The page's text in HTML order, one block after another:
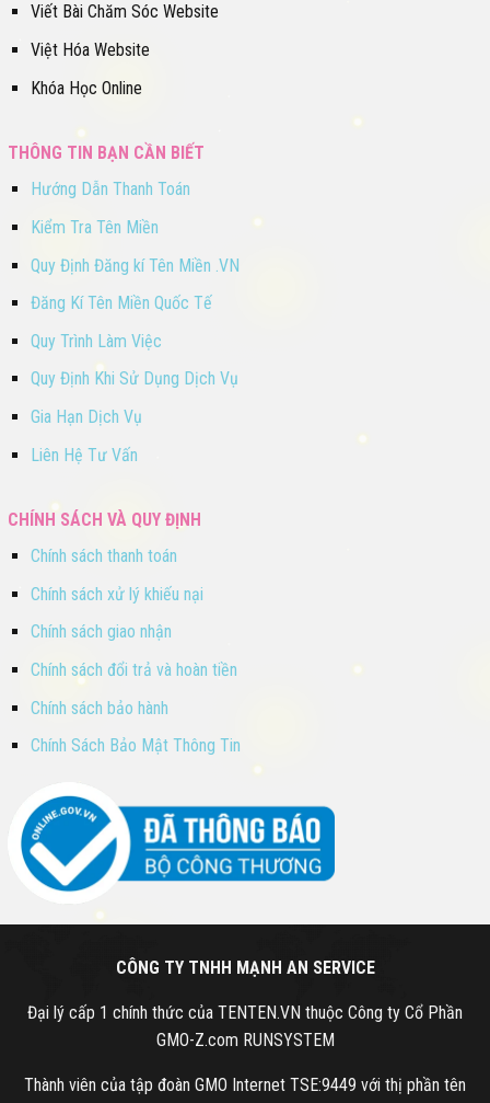
Viết Bài Chăm Sóc Website
Việt Hóa Website
Khóa Học Online
THÔNG TIN BẠN CẦN BIẾT
Hướng Dẫn Thanh Toán
Kiểm Tra Tên Miền
Quy Định Đăng kí Tên Miền .VN
Đăng Kí Tên Miền Quốc Tế
Quy Trình Làm Việc
Quy Định Khi Sử Dụng Dịch Vụ
Gia Hạn Dịch Vụ
Liên Hệ Tư Vấn
CHÍNH SÁCH VÀ QUY ĐỊNH
Chính sách thanh toán
Chính sách xử lý khiếu nại
Chính sách giao nhận
Chính sách đổi trả và hoàn tiền
Chính sách bảo hành
Chính Sách Bảo Mật Thông Tin
CÔNG TY TNHH MẠNH AN SERVICE
Đại lý cấp 1 chính thức của TENTEN.VN thuộc Công ty Cổ Phần
GMO-Z.com RUNSYSTEM
Thành viên của tập đoàn GMO Internet TSE:9449 với thị phần tên